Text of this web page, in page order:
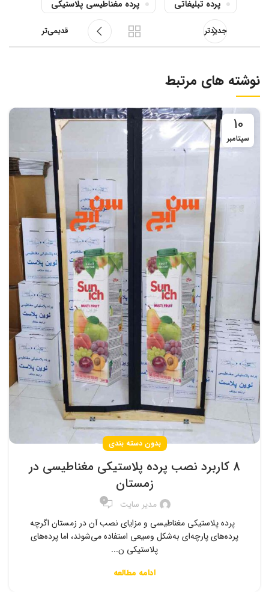
پرده تبلیغاتی پرده مغناطیسی پلاستیکی
جدیدتر قدیمی‌تر
نوشته های مرتبط
10
سپتامبر
بدون دسته بندی
8 کاربرد نصب پرده پلاستیکی مغناطیسی در
زمستان
مدیر سایت 0
پرده پلاستیکی مغناطیسی و مزایای نصب آن در زمستان اگرچه
پرده‌های پارچه‌ای به‌شکل وسیعی استفاده می‌شوند، اما پرده‌های
پلاستیکی ن...
ادامه مطالعه